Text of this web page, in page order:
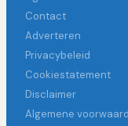
Contact
Adverteren
Privacybeleid
Cookiestatement
Disclaimer
Algemene